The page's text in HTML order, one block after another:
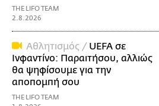
THE LIFO TEAM
2.8.2026
Αθλητισμός / UEFA σε
Ινφαντίνο: Παραιτήσου, αλλιώς
θα ψηφίσουμε για την
αποπομπή σου
THE LIFO TEAM